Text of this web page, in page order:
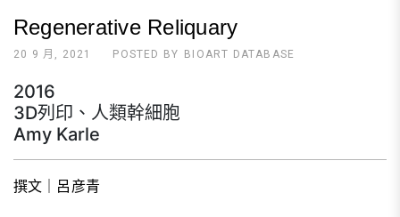
Regenerative Reliquary
20 9 月, 2021 POSTED BY BIOART DATABASE
2016
3D列印、人類幹細胞
Amy Karle
撰文｜呂彦青